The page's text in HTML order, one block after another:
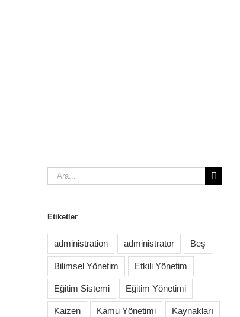
Ara:
Etiketler
administration administrator Beş
Bilimsel Yönetim Etkili Yönetim
Eğitim Sistemi Eğitim Yönetimi
Kaizen Kamu Yönetimi Kaynakları